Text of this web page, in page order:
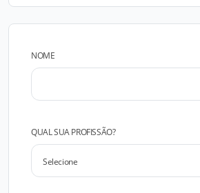
NOME
QUAL SUA PROFISSÃO?